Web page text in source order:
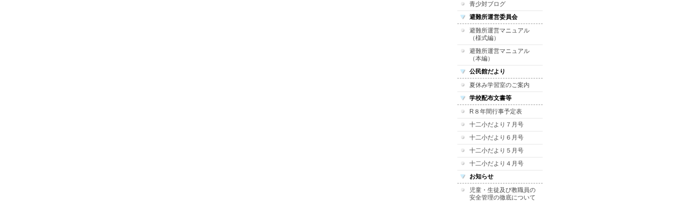
青少対ブログ
避難所運営委員会
避難所運営マニュアル
（様式編）
避難所運営マニュアル
（本編）
公民館だより
夏休み学習室のご案内
学校配布文書等
R８年間行事予定表
十二小だより７月号
十二小だより６月号
十二小だより５月号
十二小だより４月号
お知らせ
児童・生徒及び教職員の
安全管理の徹底について